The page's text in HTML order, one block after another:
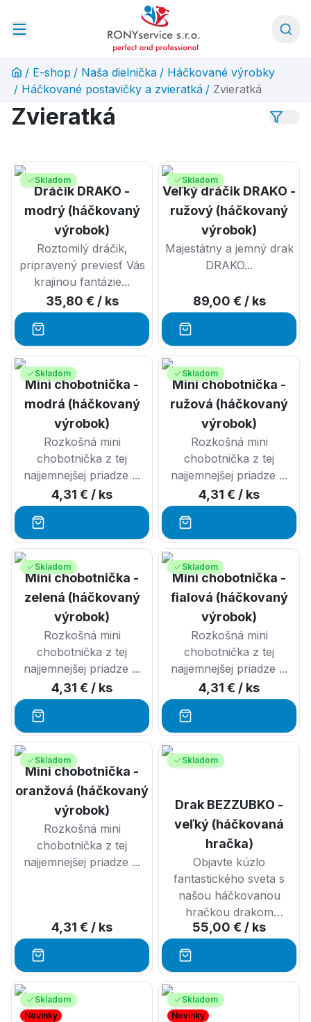
/ E-shop / Naša dielnička / Háčkované výrobky
/ Háčkované postavičky a zvieratká / Zvieratká
Zvieratká
Skladom
Dráčik DRAKO -
modrý (háčkovaný
výrobok)
Roztomilý dráčik,
pripravený previesť Vás
krajinou fantázie...
35,80 € / ks
Skladom
Veľký dráčik DRAKO -
ružový (háčkovaný
výrobok)
Majestátny a jemný drak
DRAKO...
89,00 € / ks
Skladom
Mini chobotnička -
modrá (háčkovaný
výrobok)
Rozkošná mini
chobotnička z tej
najjemnejšej priadze ...
4,31 € / ks
Skladom
Mini chobotnička -
ružová (háčkovaný
výrobok)
Rozkošná mini
chobotnička z tej
najjemnejšej priadze ...
4,31 € / ks
Skladom
Mini chobotnička -
zelená (háčkovaný
výrobok)
Rozkošná mini
chobotnička z tej
najjemnejšej priadze ...
4,31 € / ks
Skladom
Mini chobotnička -
fialová (háčkovaný
výrobok)
Rozkošná mini
chobotnička z tej
najjemnejšej priadze ...
4,31 € / ks
Skladom
Mini chobotnička -
oranžová (háčkovaný
výrobok)
Rozkošná mini
chobotnička z tej
najjemnejšej priadze ...
4,31 € / ks
Skladom
Drak BEZZUBKO -
veľký (háčkovaná
hračka)
Objavte kúzlo
fantastického sveta s
našou háčkovanou
hračkou drakom
Bezzubým. Ručne
vyrobený s láskou, tento
31 cm vysoký drak
poskytne hodiny
kreatívnych hier a je
ideálny ako darček pre
55,00 € / ks
Skladom
Novinky
Skladom
Novinky